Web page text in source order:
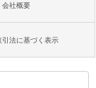
会社概要
引法に基づく表示